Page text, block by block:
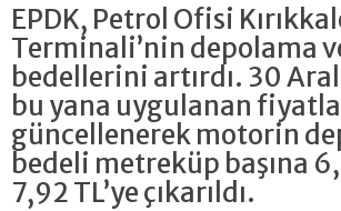
EPDK, Petrol Ofisi
Terminali’nin depolama
bedellerini artırdı. 30
bu yana uygulanan
güncellenerek motorin
bedeli metreküp başına
7,92 TL’ye çıkarıldı.